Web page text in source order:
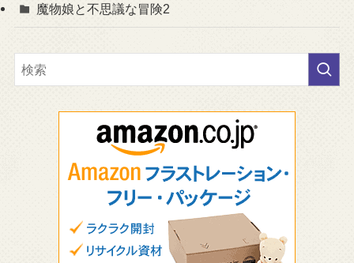
魔物娘と不思議な冒険2